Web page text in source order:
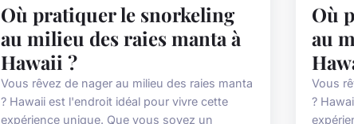
Où pratiquer le snorkeling
au milieu des raies manta à
Hawaii ?
Vous rêvez de nager au milieu des raies manta
? Hawaii est l'endroit idéal pour vivre cette
expérience unique. Que vous soyez un
Où
au
Vous
?